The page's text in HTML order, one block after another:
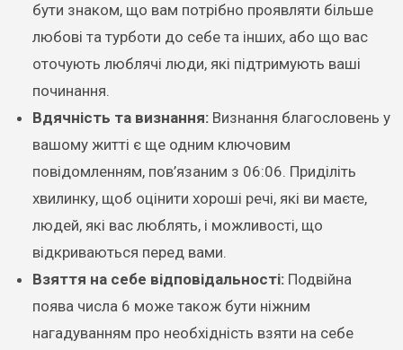
бути знаком, що вам потрібно проявляти більше
любові та турботи до себе та інших, або що вас
оточують люблячі люди, які підтримують ваші
починання.
Вдячність та визнання:Визнання благословень у
вашому житті є ще одним ключовим
повідомленням, пов’язаним з 06:06. Приділіть
хвилинку, щоб оцінити хороші речі, які ви маєте,
людей, які вас люблять, і можливості, що
відкриваються перед вами.
Взяття на себе відповідальності:Подвійна
поява числа 6 може також бути ніжним
нагадуванням про необхідність взяти на себе